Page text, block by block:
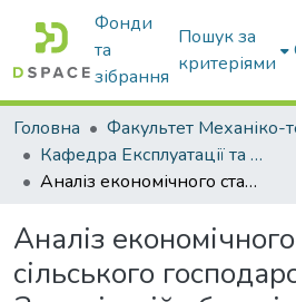
Фонди
та
зібрання
Пошук за
критеріями
Головна
Кафедра Експлуатації та технічного сервісу машин
Аналіз економічного становища сільського господарства в Запорізькій області
Аналіз
сільського